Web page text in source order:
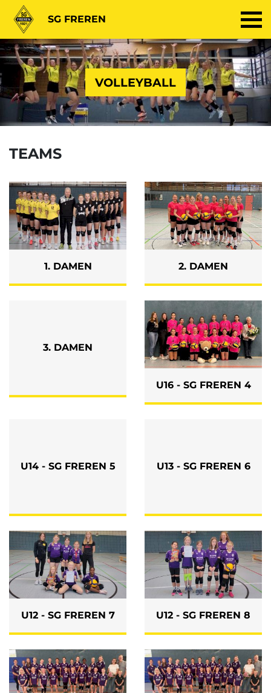
SG FREREN
VOLLEYBALL
TEAMS
1. DAMEN 2. DAMEN
3. DAMEN
U16 - SG FREREN 4
U14 - SG FREREN 5 U13 - SG FREREN 6
U12 - SG FREREN 7 U12 - SG FREREN 8